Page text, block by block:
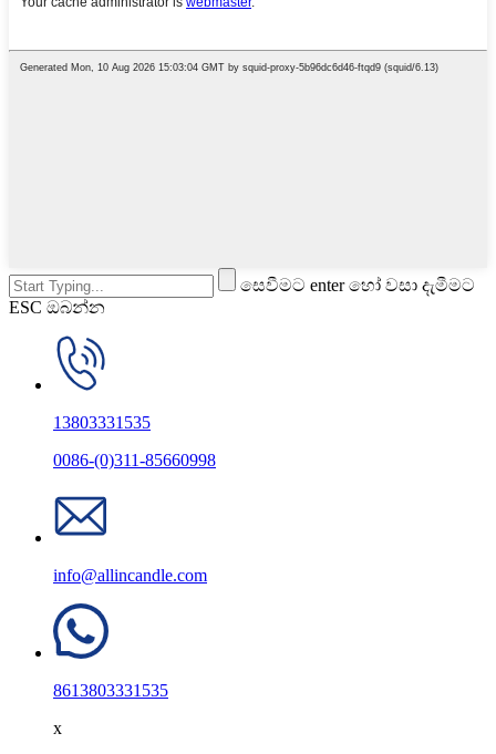
සෙවීමට enter හෝ වසා දැමීමට
ESC ඔබන්න
13803331535
0086-(0)311-85660998
info@allincandle.com
8613803331535
x